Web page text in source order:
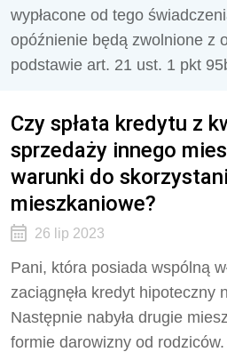
wypłacone od tego
opóźnienie będą zwolnione z
podstawie art. 21 ust. 1 pkt
Czy spłata kredytu z
sprzedaży innego
warunki do
mieszkaniowe?
26 lip 2023
Pani, która posiada wspólną
zaciągnęła kredyt hipoteczny
Następnie nabyła drugie
formie darowizny od